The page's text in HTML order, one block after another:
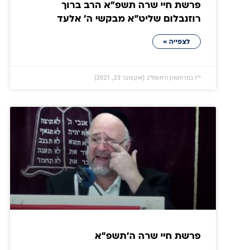
פרשת חיי שרה תשפ"א הרב ברוך
רוזנבלום שליט"א מבקשי ה' אלעד
לצפייה »
י״ז במרחשוון ה׳תשפ״ב (אוקטובר 23, 2021)
פרשת חיי שרה ה׳תשפ״א